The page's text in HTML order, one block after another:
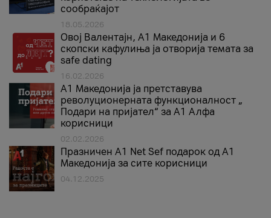
сообраќајот
18.05.2026
Овој Валентајн, A1 Македонија и 6
скопски кафулиња ја отворија темата за
safe dating
16.02.2026
А1 Македонија ја претставува
револуционерната функционалност „
Подари на пријател“ за А1 Алфа
корисници
02.02.2026
Празничен A1 Net Sеf подарок од А1
Македонија за сите корисници
04.12.2025